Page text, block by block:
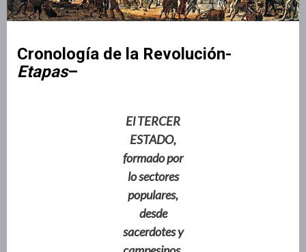
Cronología de la Revolución-
Etapas–
El TERCER
ESTADO,
formado por
lo sectores
populares,
desde
sacerdotes y